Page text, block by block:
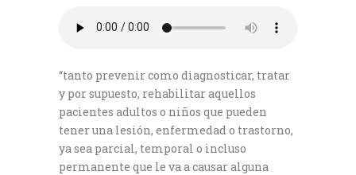
“tanto prevenir como diagnosticar, tratar
y por supuesto, rehabilitar aquellos
pacientes adultos o niños que pueden
tener una lesión, enfermedad o trastorno,
ya sea parcial, temporal o incluso
permanente que le va a causar alguna